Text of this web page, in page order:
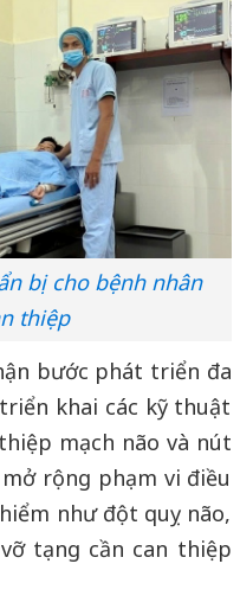
bị cho bệnh nhân
thiệp
bước phát triển đa
khai các kỹ thuật
mạch não và nút
rộng phạm vi điều
như đột quỵ não,
tạng cần can thiệp